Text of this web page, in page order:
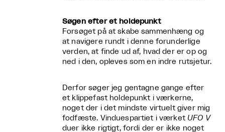
Søgen efter et holdepunkt
Forsøget på at skabe sammenhæng og
at navigere rundt i denne forunderlige
verden, at finde ud af, hvad der er op og
ned i den, opleves som en indre rutsjetur.
Derfor søger jeg gentagne gange efter
et klippefast holdepunkt i værkerne,
noget der i det mindste virtuelt giver mig
fodfæste. Vinduespartiet i værket UFO V
duer ikke rigtigt, fordi der er ikke noget